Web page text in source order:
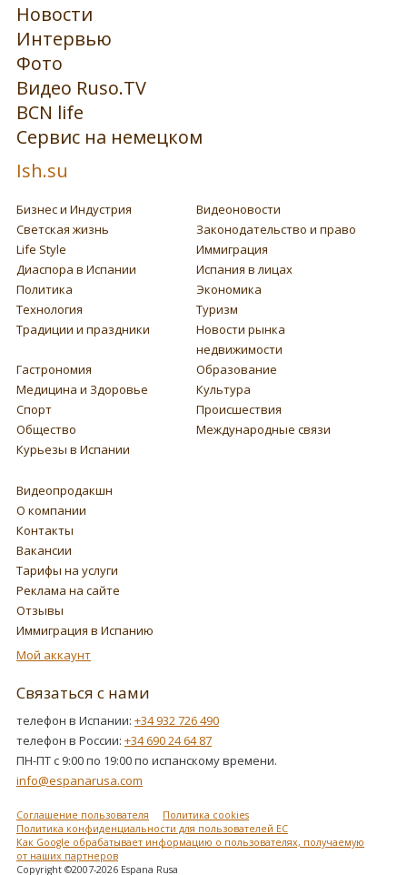
Новости
Интервью
Фото
Видео Ruso.TV
BCN life
Сервис на немецком
Ish.su
Бизнес и Индустрия
Видеоновости
Светская жизнь
Законодательство и право
Life Style
Иммиграция
Диаспора в Испании
Испания в лицах
Политика
Экономика
Технология
Туризм
Традиции и праздники
Новости рынка
недвижимости
Гастрономия
Образование
Медицина и Здоровье
Культура
Спорт
Происшествия
Общество
Международные связи
Курьезы в Испании
Видеопродакшн
О компании
Контакты
Вакансии
Тарифы на услуги
Реклама на сайте
Отзывы
Иммиграция в Испанию
Мой аккаунт
Связаться с нами
телефон в Испании: +34 932 726 490
телефон в России: +34 690 24 64 87
ПН-ПТ с 9:00 по 19:00 по испанскому времени.
info@espanarusa.com
Соглашение пользователя
Политика cookies
Политика конфиденциальности для пользователей ЕС
Как Google обрабатывает информацию о пользователях, получаемую
от наших партнеров
Copyright ©2007-2026 Espana Rusa